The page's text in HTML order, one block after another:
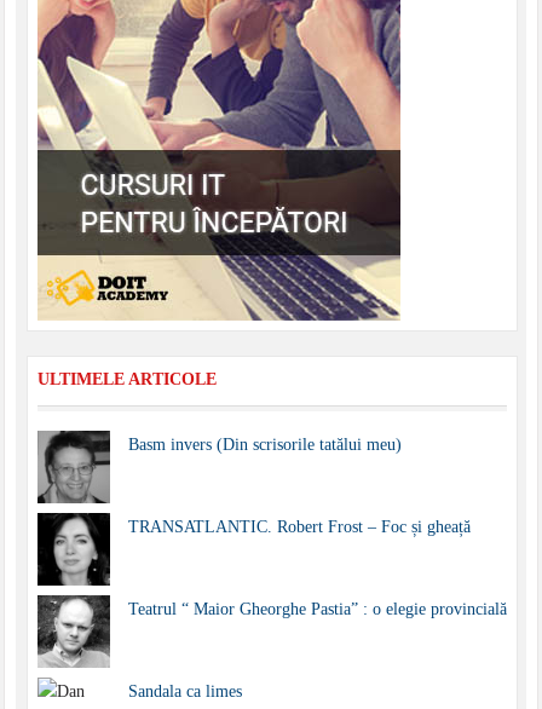
ULTIMELE ARTICOLE
Basm invers (Din scrisorile tatălui meu)
TRANSATLANTIC. Robert Frost – Foc și gheață
Teatrul “ Maior Gheorghe Pastia” : o elegie provincială
Sandala ca limes